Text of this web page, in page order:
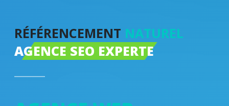
RÉFÉRENCEMENT NATUREL
AGENCE SEO EXPERTE